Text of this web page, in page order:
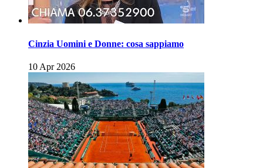
Cinzia Uomini e Donne: cosa sappiamo
10 Apr 2026